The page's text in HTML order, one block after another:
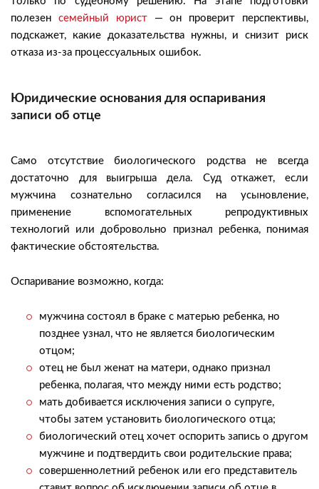
полезен семейный юрист— он проверит перспективы,
подскажет, какие доказательства нужны, и снизит риск
отказа из-за процессуальных ошибок.
Юридические основания для оспаривания
записи об отце
Само отсутствие биологического родства не всегда
достаточно для выигрыша дела. Суд откажет, если
мужчина сознательно согласился на усыновление,
применение вспомогательных репродуктивных
технологий или добровольно признал ребенка, понимая
фактические обстоятельства.
Оспаривание возможно, когда:
мужчина состоял в браке с матерью ребенка, но
позднее узнал, что не является биологическим
отцом;
отец не был женат на матери, однако признал
ребенка, полагая, что между ними есть родство;
мать добивается исключения записи о супруге,
чтобы затем установить биологического отца;
биологический отец хочет оспорить запись о другом
мужчине и подтвердить свои родительские права;
совершеннолетний ребенок или его представитель